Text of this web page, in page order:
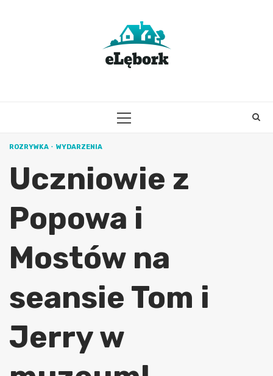
PRIMARY
ROZRYWKA WYDARZENIA
Uczniowie z
Popowa i
Mostów na
seansie Tom i
Jerry w